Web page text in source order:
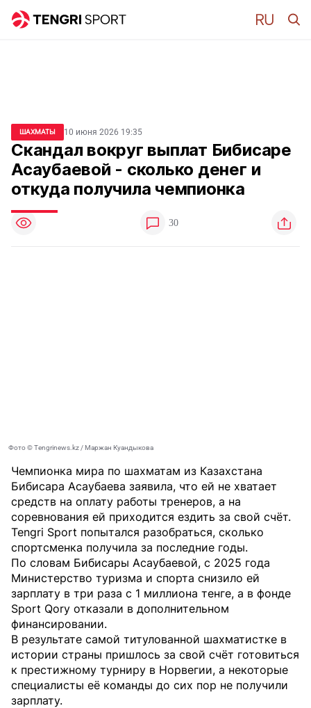
ШАХМАТЫ 10 июня 2026 19:35
Скандал вокруг выплат Бибисаре
Асаубаевой - сколько денег и
откуда получила чемпионка
30
Фото © Tengrinews.kz / Маржан Куандыкова
Чемпионка мира по шахматам из Казахстана
Бибисара Асаубаева заявила, что ей не хватает
средств на оплату работы тренеров, а на
соревнования ей приходится ездить за свой счёт.
Tengri Sport попытался разобраться, сколько
спортсменка получила за последние годы.
По словам Бибисары Асаубаевой, с 2025 года
Министерство туризма и спорта снизило ей
зарплату в три раза с 1 миллиона тенге, а в фонде
Sport Qory отказали в дополнительном
финансировании.
В результате самой титулованной шахматистке в
истории страны пришлось за свой счёт готовиться
к престижному турниру в Норвегии, а некоторые
специалисты её команды до сих пор не получили
зарплату.